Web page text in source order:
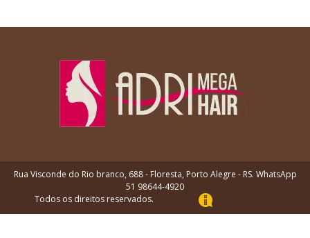
Rua Visconde do Rio branco, 688 - Floresta, Porto Alegre - RS. WhatsApp
51 98644-4920
Todos os direitos reservados.